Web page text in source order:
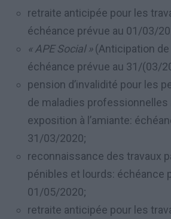
retraite anticipée pour les
échéance prévue au 01/03/
« APE Social »(Anticipation de
échéance prévue au 31/(03/
pension d’invalidité pour les
de maladies professionnelles
exposition à l’amiante:
31/03/2020;
reconnaissance des travaux
pénibles et lourds: échéance
01/05/2020;
retraite anticipée pour les